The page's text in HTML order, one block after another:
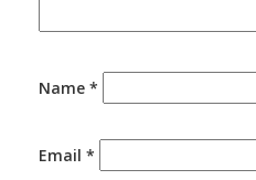
Name *
Email *